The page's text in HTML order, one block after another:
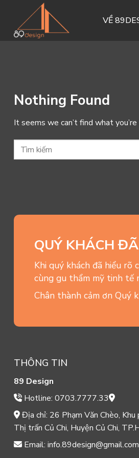
content
VỀ
Nothing Found
It seems we can’t find what
QUÝ KHÁCH
Khi quý khách đã hiểu rõ
cùng gu thẩm mỹ tinh tế
Chân thành cảm ơn Quý
THÔNG TIN
89 Design
Hotline: 0703.7777.33
Địa chỉ: 26 Phạm Văn Chèo, Khu
Thị trấn Củ Chi, Huyện Củ Chi,
Email: info.89design@gmail.com